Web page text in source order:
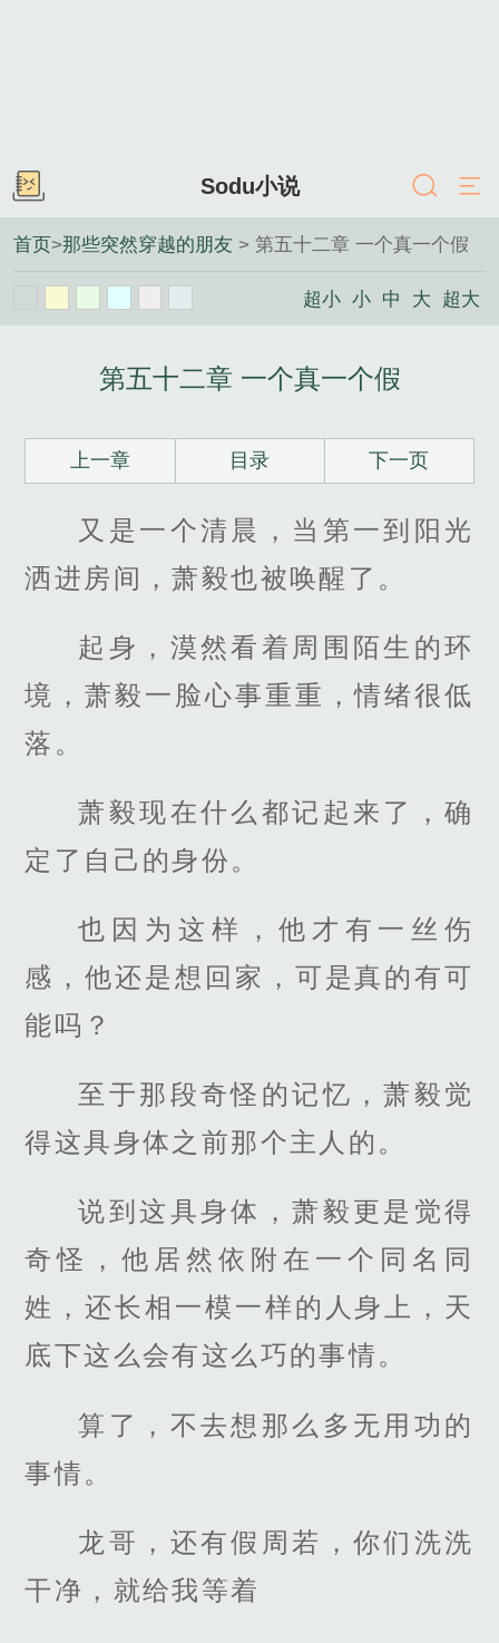
Sodu小说
首页>那些突然穿越的朋友 > 第五十二章 一个真一个假
超小 小 中 大 超大
第五十二章 一个真一个假
上一章 目录 下一页
又是一个清晨，当第一到阳光
洒进房间，萧毅也被唤醒了。
起身，漠然看着周围陌生的环
境，萧毅一脸心事重重，情绪很低
落。
萧毅现在什么都记起来了，确
定了自己的身份。
也因为这样，他才有一丝伤
感，他还是想回家，可是真的有可
能吗？
至于那段奇怪的记忆，萧毅觉
得这具身体之前那个主人的。
说到这具身体，萧毅更是觉得
奇怪，他居然依附在一个同名同
姓，还长相一模一样的人身上，天
底下这么会有这么巧的事情。
算了，不去想那么多无用功的
事情。
龙哥，还有假周若，你们洗洗
干净，就给我等着